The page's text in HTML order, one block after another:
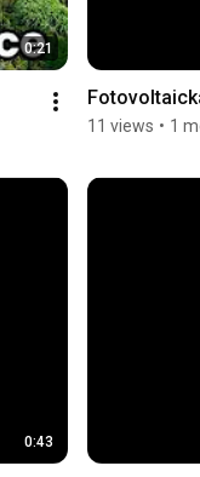
0:21
11 views • 1
0:43